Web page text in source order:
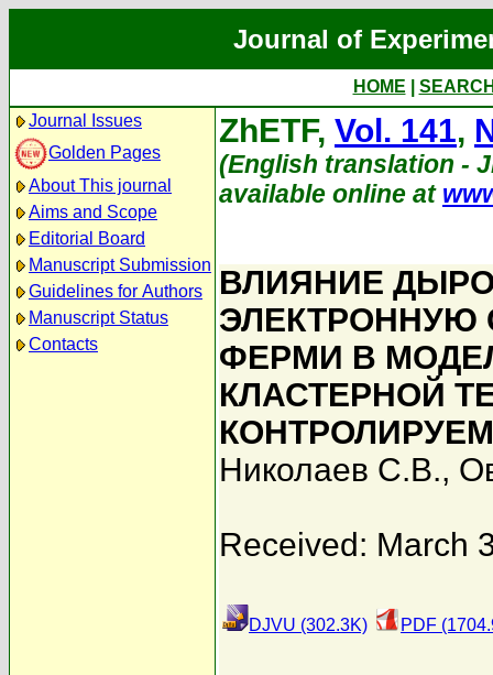
Journal of
HOME
Journal Issues
Golden Pages
About This journal
Aims and Scope
Editorial Board
Manuscript Submission
Guidelines for Authors
Manuscript Status
Contacts
ZhETF, Vol. 141,
(English translation -
available online at
ВЛИЯНИЕ
ЭЛЕКТРОННУЮ
ФЕРМИ В
КЛАСТЕРНОЙ
Николаев С.В.,
Received: March
DJVU (302.3K) PDF